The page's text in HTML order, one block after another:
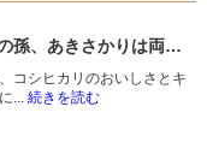
コシヒカリとキヌヒカリの孫、あきさかりは両者の良いとこどり！
コシヒカリのおいしさとキ
... 続きを読む